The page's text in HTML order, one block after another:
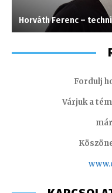
Horváth Ferenc –
Fordulj
Várjuk a